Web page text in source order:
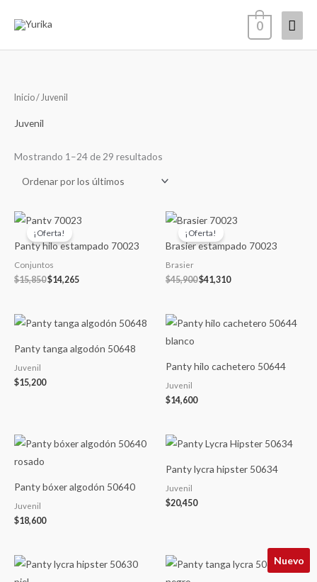
0
Inicio/ Juvenil
Juvenil
Mostrando 1–24 de 29 resultados
¡Oferta!
Panty hilo estampado 70023
Conjuntos
$15,850
precio
original
era:
$15,850.
$14,265
El
precio
es:
¡Oferta!
Brasier estampado 70023
Brasier
$45,900
El
precio
original
era:
$41,310
El
precio
es:
Panty tanga algodón 50648
Juvenil
$15,200
Panty hilo cachetero 50644
Juvenil
$14,600
Panty bóxer algodón 50640
Juvenil
$18,600
Panty lycra hipster 50634
Juvenil
$20,450
Nuevo